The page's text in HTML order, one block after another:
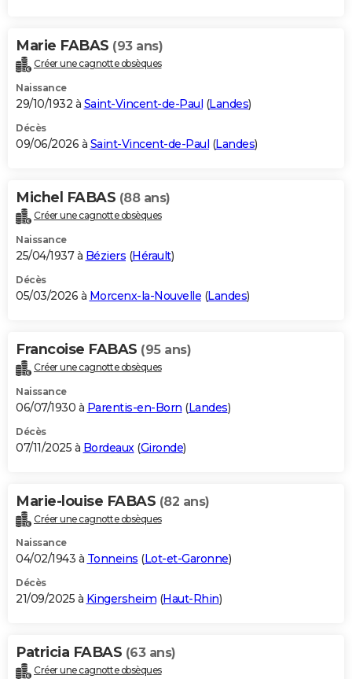
Carte de Noël
Carte Bonne année
Carte Saint-Valentin
Carte Pâques
Carte d'anniversaire
DICTIONNAIRE
Dictionnaire
Biographies
Citations
Expressions
Proverbes
PROGRAMME TV
S'inscrire
Se connecter
Lycées
Collèges
Primaires
Universités
Entreprises
Service militaire
Avis de recherche
AVIS DE DÉCÈS
Bricolage
Lifestyle
Culture
Sport
Auto
Television
Voyage
Cinema
Marie FABAS (93 ans)
Créer une cagnotte obsèques
Naissance
29/10/1932 à Saint-Vincent-de-Paul (Landes)
Décès
09/06/2026 à Saint-Vincent-de-Paul (Landes)
Michel FABAS (88 ans)
Créer une cagnotte obsèques
Naissance
25/04/1937 à Béziers (Hérault)
Décès
05/03/2026 à Morcenx-la-Nouvelle (Landes)
Francoise FABAS (95 ans)
Créer une cagnotte obsèques
Naissance
06/07/1930 à Parentis-en-Born (Landes)
Décès
07/11/2025 à Bordeaux (Gironde)
Marie-louise FABAS (82 ans)
Créer une cagnotte obsèques
Naissance
04/02/1943 à Tonneins (Lot-et-Garonne)
Décès
21/09/2025 à Kingersheim (Haut-Rhin)
Patricia FABAS (63 ans)
Créer une cagnotte obsèques